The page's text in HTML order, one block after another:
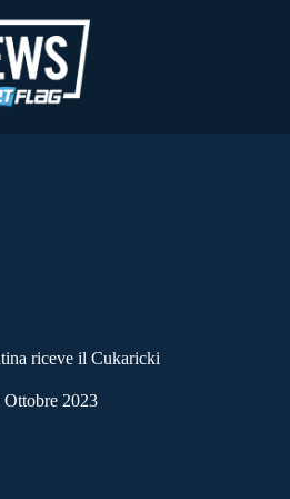
riceve il Cukaricki
Ottobre 2023